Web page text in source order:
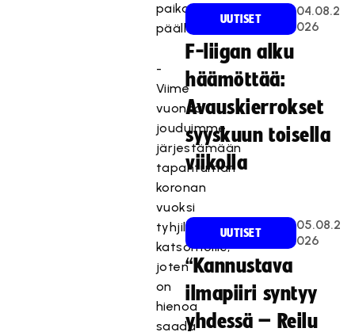
paikan
päällä.
-
Viime
vuonna
jouduimme
järjestämään
tapahtuman
koronan
vuoksi
tyhjille
katsomoille,
joten
on
hienoa
saada
UUTISET
04.08.2
026
F-liigan alku
häämöttää:
Avauskierrokset
syyskuun toisella
viikolla
UUTISET
05.08.2
026
“Kannustava
ilmapiiri syntyy
yhdessä – Reilu